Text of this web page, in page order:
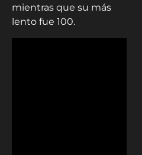
mientras que su más
lento fue 100.